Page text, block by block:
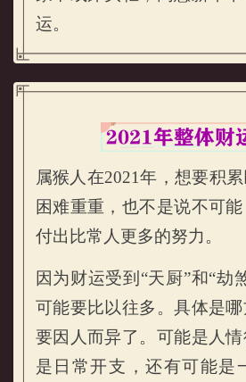
运。
属猴的人2021年财运运势
属猴人在2021年，想要积
困难重重，也不是说不可
付出比常人更多的努力。
因为财运受到“天厨”和“劫
可能要比以往多。具体是
要因人而异了。可能是人
是日常开支，还有可能是